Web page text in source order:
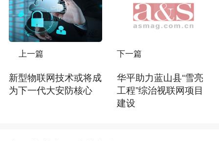
上一篇
新型物联网技术或将成
为下一代大安防核心
下一篇
华平助力蓝山县“雪亮
工程”综治视联网项目
建设